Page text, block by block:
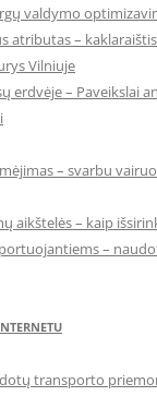
valdymo
atributas – kaklaraištis
Vilniuje
erdvėje – Paveikslai
– svarbu
aikštelės – kaip
–
transporto